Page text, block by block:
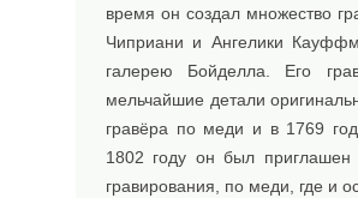
время он создал множество
Чиприани и Ангелики
галерею Бойделла. Его
мельчайшие детали
гравёра по меди и в 1769
1802 году он был приглашен
гравирования, по меди, где и